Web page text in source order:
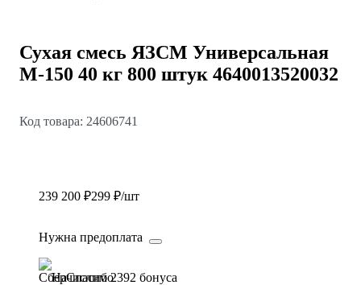
Сухая смесь ЯЗСМ Универсальная
М-150 40 кг 800 штук 4640013520032
Код товара: 24606741
239 200 ₽299 ₽/шт
Нужна предоплата
Начислим 2392 бонуса